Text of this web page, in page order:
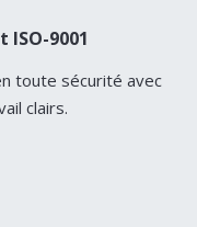
ISO-9001
toute sécurité avec
clairs.